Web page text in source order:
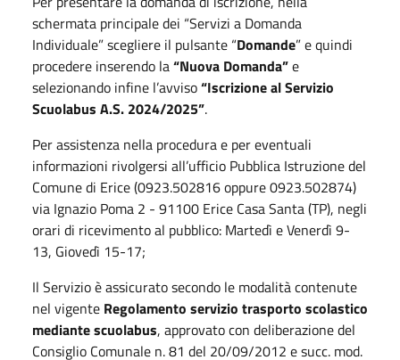
schermata principale dei “Servizi a Domanda
Individuale” scegliere il pulsante “Domande” e quindi
procedere inserendo la“Nuova Domanda”e
selezionando infine l’avviso“Iscrizione al Servizio
Scuolabus A.S. 2024/2025”.
Per assistenza nella procedura e per eventuali
informazioni rivolgersi all’ufficio Pubblica Istruzione del
Comune di Erice (0923.502816 oppure 0923.502874)
via Ignazio Poma 2 - 91100 Erice Casa Santa (TP), negli
orari di ricevimento al pubblico: Martedì e Venerdì 9-
13, Giovedì 15-17;
Il Servizio è assicurato secondo le modalità contenute
nel vigente Regolamento servizio trasporto scolastico
mediante scuolabus, approvato con deliberazione del
Consiglio Comunale n. 81 del 20/09/2012 e succ. mod.